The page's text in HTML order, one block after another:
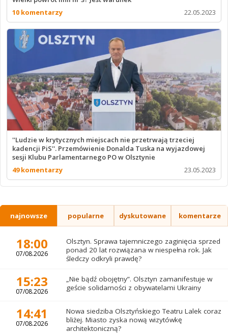
10 komentarzy
22.05.2023
''Ludzie w krytycznych miejscach nie przetrwają trzeciej
kadencji PiS''. Przemówienie Donalda Tuska na wyjazdowej
sesji Klubu Parlamentarnego PO w Olsztynie
49 komentarzy
23.05.2023
najnowsze popularne dyskutowane komentarze
18:00
07/08.2026
Olsztyn. Sprawa tajemniczego zaginięcia sprzed
ponad 20 lat rozwiązana w niespełna rok. Jak
śledczy odkryli prawdę?
15:23
07/08.2026
„Nie bądź obojętny”. Olsztyn zamanifestuje w
geście solidarności z obywatelami Ukrainy
14:41
07/08.2026
Nowa siedziba Olsztyńskiego Teatru Lalek coraz
bliżej. Miasto zyska nową wizytówkę
architektoniczną?